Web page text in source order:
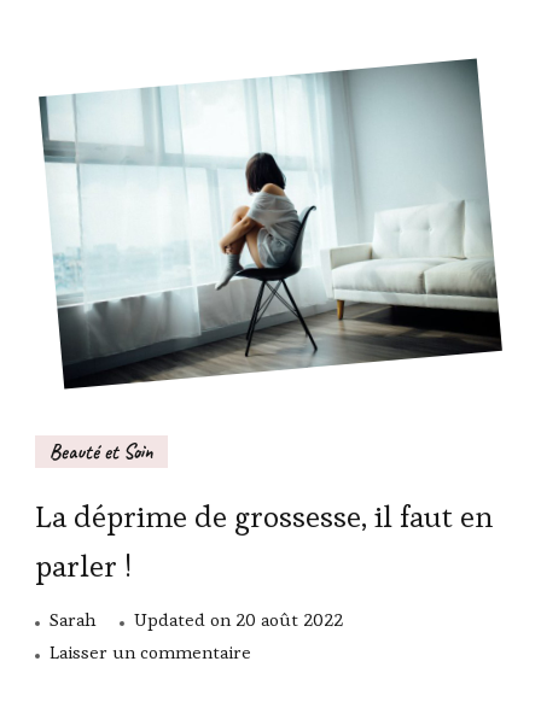
Beauté et Soin
La déprime de grossesse, il faut en
parler !
Sarah Updated on 20 août 2022
Laisser un commentaire